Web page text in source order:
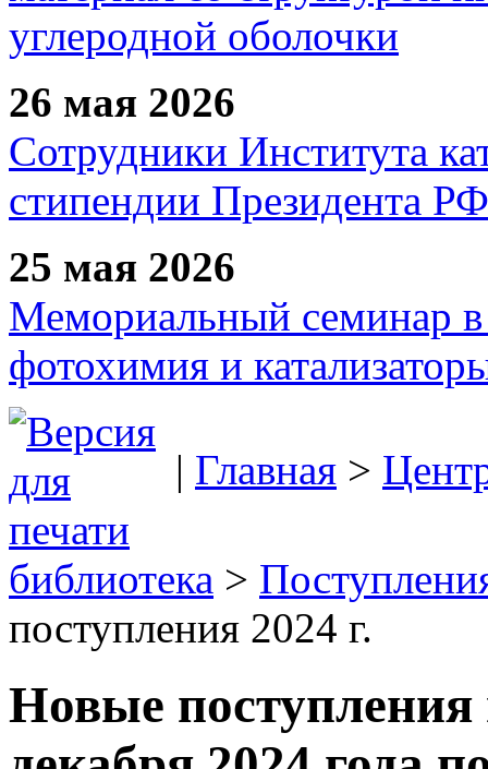
углеродной оболочки
26 мая 2026
Сотрудники Института
стипендии Президента РФ
25 мая 2026
Мемориальный семинар в
фотохимия и
| Главная >
библиотека >
поступления 2024 г.
Новые поступления